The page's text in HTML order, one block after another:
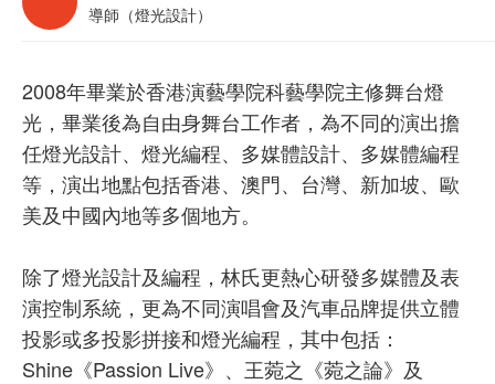
導師（燈光設計）
2008年畢業於香港演藝學院科藝學院主修舞台燈
光，畢業後為自由身舞台工作者，為不同的演出擔
任燈光設計、燈光編程、多媒體設計、多媒體編程
等，演出地點包括香港、澳門、台灣、新加坡、歐
美及中國內地等多個地方。
除了燈光設計及編程，林氏更熱心研發多媒體及表
演控制系統，更為不同演唱會及汽車品牌提供立體
投影或多投影拼接和燈光編程，其中包括：
Shine《Passion Live》、王菀之《菀之論》及